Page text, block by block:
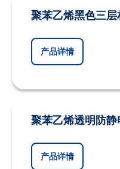
聚苯乙烯黑色三层
产品详情
聚苯乙烯透明防静
产品详情